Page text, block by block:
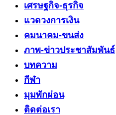
เศรษฐกิจ-ธุรกิจ
แวดวงการเงิน
คมนาคม-ขนส่ง
ภาพ-ข่าวประชาสัมพันธ์
บทความ
กีฬา
มุมพักผ่อน
ติดต่อเรา